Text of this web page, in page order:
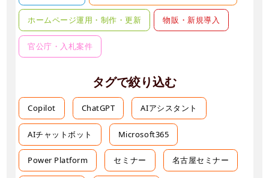
ホームページ運用・制作・更新 物販・新規導入
官公庁・入札案件
タグで絞り込む
Copilot ChatGPT AIアシスタント
AIチャットボット Microsoft365
Power Platform セミナー 名古屋セミナー